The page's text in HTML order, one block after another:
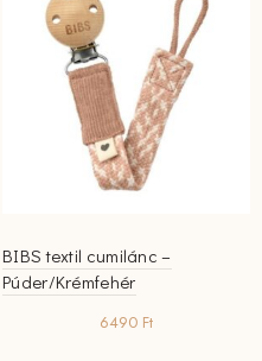
BIBS textil cumilánc –
Púder/Krémfehér
6490 Ft